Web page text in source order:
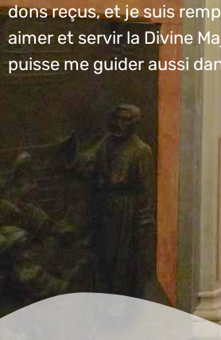
dons reçus, et je suis
aimer et servir la Divine
puisse me guider aussi